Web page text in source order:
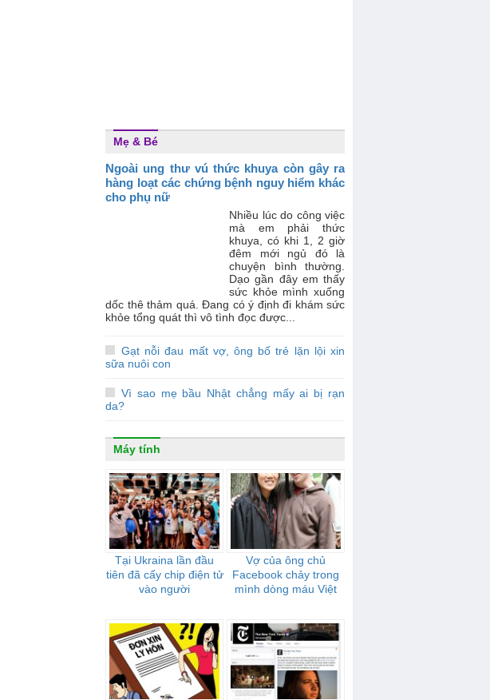
Mẹ & Bé
Ngoài ung thư vú thức khuya còn gây ra
hàng loạt các chứng bệnh nguy hiểm khác
cho phụ nữ
Nhiều lúc do công việc
mà em phải thức
khuya, có khi 1, 2 giờ
đêm mới ngủ đó là
chuyện bình thường.
Dạo gần đây em thấy
sức khỏe mình xuống
dốc thê thảm quá. Đang có ý định đi khám sức
khỏe tổng quát thì vô tình đọc được...
Gạt nỗi đau mất vợ, ông bố trẻ lặn lội xin
sữa nuôi con
Vì sao mẹ bầu Nhật chẳng mấy ai bị rạn
da?
Máy tính
Tại Ukraina lần đầu
tiên đã cấy chip điện tử
vào người
Vợ của ông chủ
Facebook chảy trong
mình dòng máu Việt